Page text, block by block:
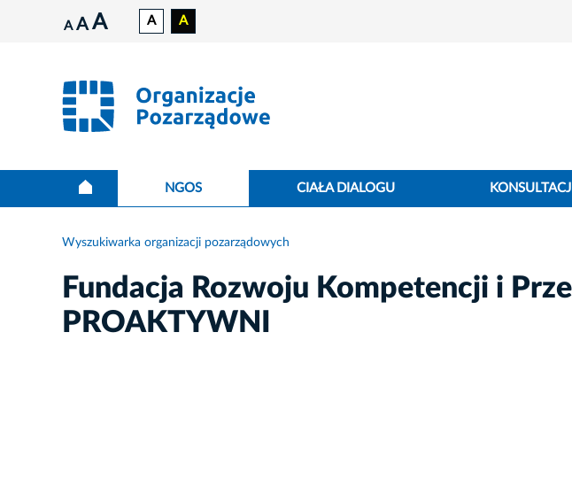
A A A A A
NGOS CIAŁA DIALOGU
Wyszukiwarka organizacji pozarządowych
Fundacja Rozwoju Kompetencji i
PROAKTYWNI